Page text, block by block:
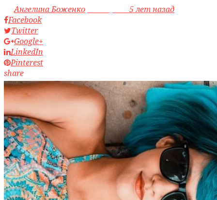
byАнгелина Боженко
5 лет назад
Facebook
Twitter
Google+
LinkedIn
Pinterest
share